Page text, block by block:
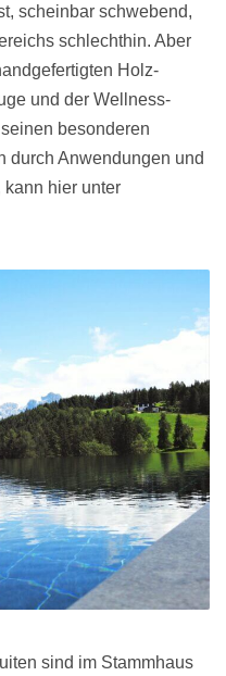
scheinbar schwebend,
schlechthin. Aber
Holz-
und der Wellness-
besonderen
durch Anwendungen und
kann hier unter
sind im Stammhaus